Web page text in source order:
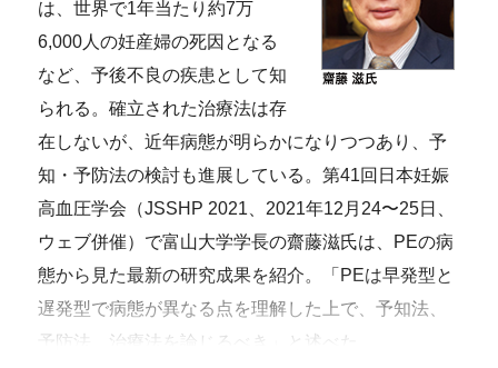
は、世界で1年当たり約7万
6,000人の妊産婦の死因となる
など、予後不良の疾患として知
られる。確立された治療法は存
在しないが、近年病態が明らかになりつつあり、予
知・予防法の検討も進展している。第41回日本妊娠
高血圧学会（JSSHP 2021、2021年12月24〜25日、
ウェブ併催）で富山大学学長の齋藤滋氏は、PEの病
態から見た最新の研究成果を紹介。「PEは早発型と
遅発型で病態が異なる点を理解した上で、予知法、
予防法、治療法を論じるべき」と述べた。